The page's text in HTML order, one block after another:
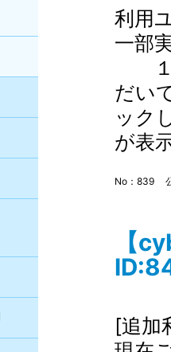
利用
一部
１
だい
ッ
が表
No：839
【
[追加